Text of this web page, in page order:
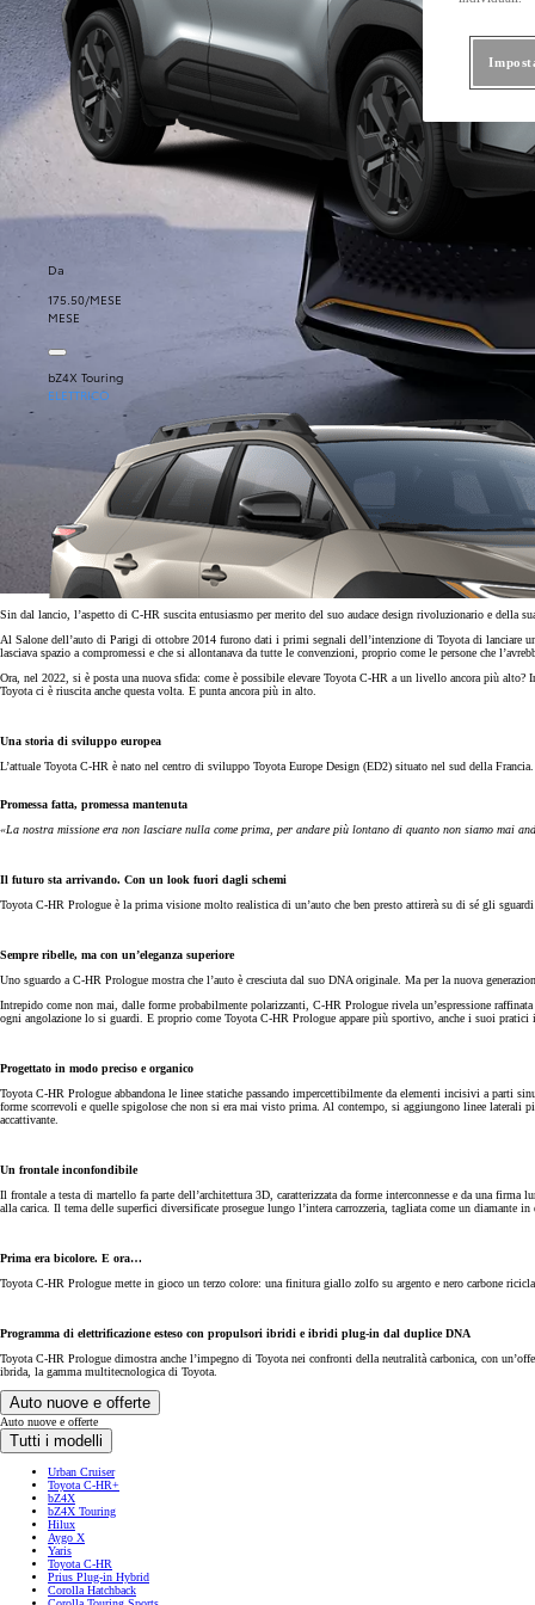
Da
175.50/MESE
MESE
bZ4X Touring
ELETTRICO
Da
376.60/MESE
Yaris
HYBRID
Da
97.50/MESE
MESE
Corolla Touring Sports
Sin dal lancio, l’aspetto di C-HR suscita entusiasmo per merito del suo audace design rivoluzionario e della
Al Salone dell’auto di Parigi di ottobre 2014 furono dati i primi segnali dell’intenzione di Toyota di lanciare
lasciava spazio a compromessi e che si allontanava da tutte le convenzioni, proprio come le persone che
Ora, nel 2022, si è posta una nuova sfida: come è possibile elevare Toyota C-HR a un livello ancora più
Toyota ci è riuscita anche questa volta. E punta ancora più in alto.
Una storia di sviluppo europea
L’attuale Toyota C-HR è nato nel centro di sviluppo Toyota Europe Design (ED2) situato nel sud della
Promessa fatta, promessa mantenuta
«La nostra missione era non lasciare nulla come prima, per andare più lontano di quanto non siamo mai
Il futuro sta arrivando. Con un look fuori dagli schemi
Toyota C-HR Prologue è la prima visione molto realistica di un’auto che ben presto attirerà su di sé gli
Sempre ribelle, ma con un’eleganza superiore
Uno sguardo a C-HR Prologue mostra che l’auto è cresciuta dal suo DNA originale. Ma per la nuova
Intrepido come non mai, dalle forme probabilmente polarizzanti, C-HR Prologue rivela un’espressione
ogni angolazione lo si guardi. E proprio come Toyota C-HR Prologue appare più sportivo, anche i suoi pratici
Progettato in modo preciso e organico
Toyota C-HR Prologue abbandona le linee statiche passando impercettibilmente da elementi incisivi a parti
forme scorrevoli e quelle spigolose che non si era mai visto prima. Al contempo, si aggiungono linee laterali
accattivante.
Un frontale inconfondibile
Il frontale a testa di martello fa parte dell’architettura 3D, caratterizzata da forme interconnesse e da una
alla carica. Il tema delle superfici diversificate prosegue lungo l’intera carrozzeria, tagliata come un diamante
Prima era bicolore. E ora…
Toyota C-HR Prologue mette in gioco un terzo colore: una finitura giallo zolfo su argento e nero carbone
Programma di elettrificazione esteso con propulsori ibridi e ibridi plug-in dal duplice DNA
Toyota C-HR Prologue dimostra anche l’impegno di Toyota nei confronti della neutralità carbonica, con
ibrida, la gamma multitecnologica di Toyota.
Auto nuove e offerte
Auto nuove e offerte
Tutti i modelli
Urban Cruiser
Toyota C-HR+
bZ4X
bZ4X Touring
Hilux
Aygo X
Yaris
Toyota C-HR
Prius Plug-in Hybrid
Corolla Hatchback